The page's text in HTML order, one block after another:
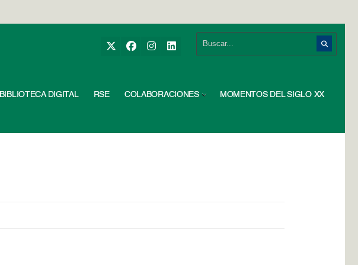
BIBLIOTECA DIGITAL RSE COLABORACIONES MOMENTOS DEL SIGLO XX